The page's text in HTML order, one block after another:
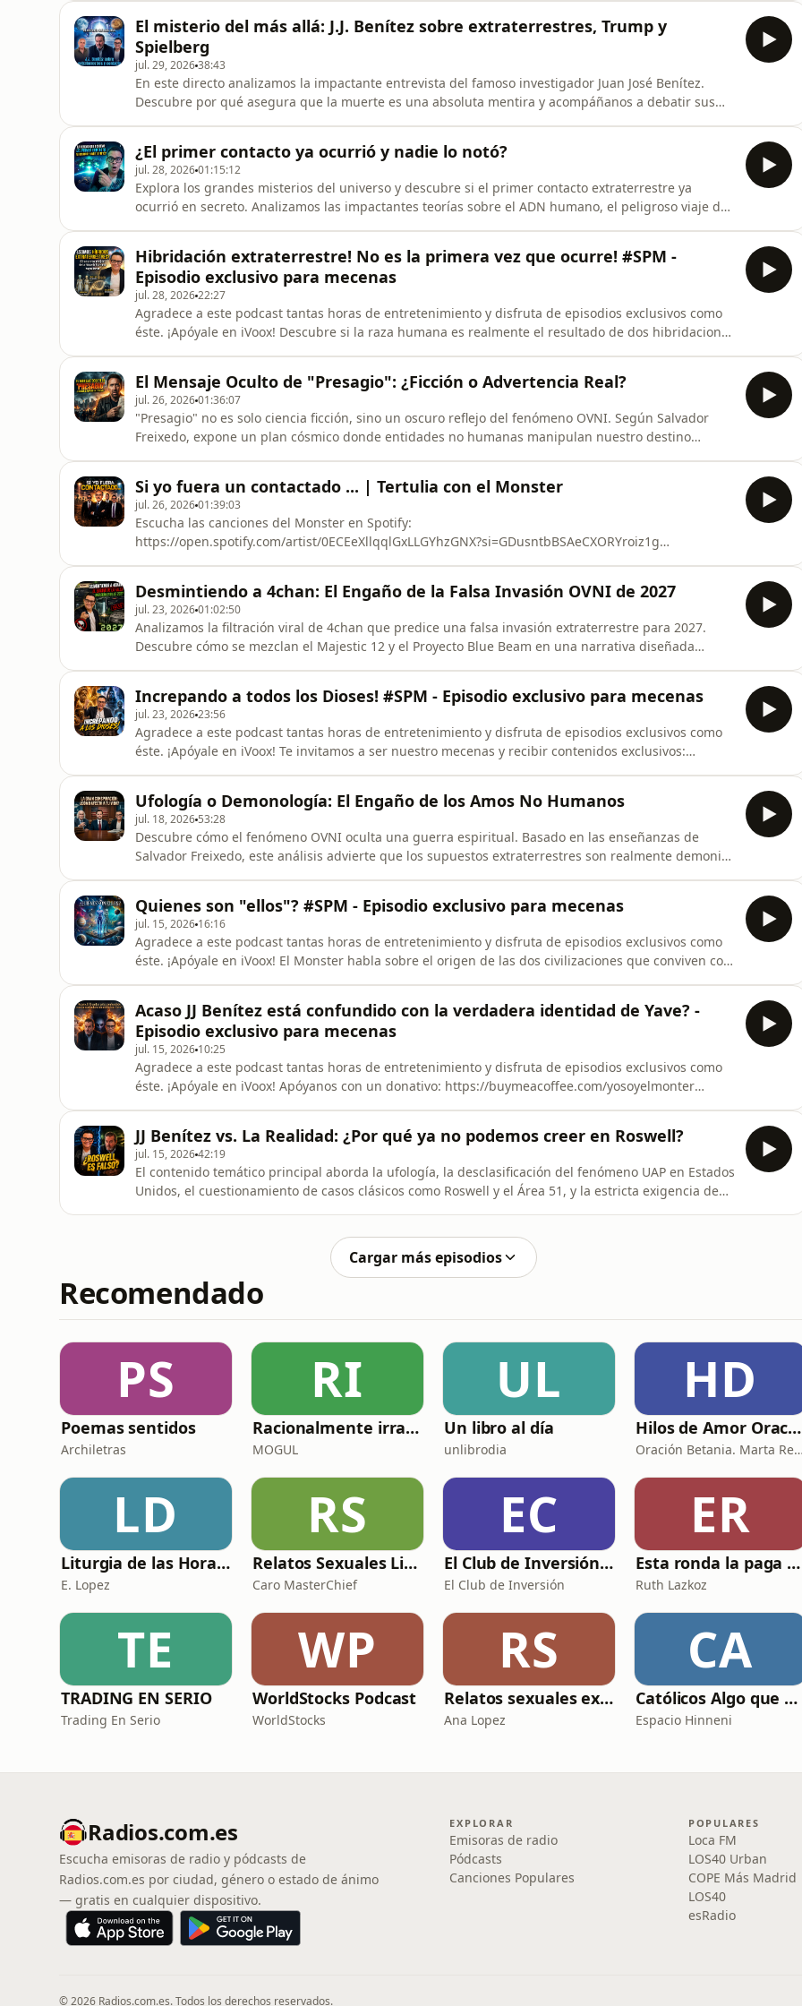
#VidaDespuesDeLaMuerte #E
​El misterio del más allá: J.J. Benítez sobre extraterrestres, Trump y
Spielberg
jul. 29, 202638:43
En este directo analizamos la impactante entrevista del famoso investigador Juan José Benítez.
Descubre por qué asegura que la muerte es una absoluta mentira y acompáñanos a debatir sus
¿El primer contacto ya ocurrió y nadie lo notó?
jul. 28, 202601:15:12
Explora los grandes misterios del universo y descubre si el primer contacto extraterrestre ya
ocurrió en secreto. Analizamos las impactantes teorías sobre el ADN humano, el peligroso viaje de
https://www.youtube.com/watch?
Hibridación extraterrestre! No es la primera vez que ocurre! #SPM -
Episodio exclusivo para mecenas
jul. 28, 202622:27
Agradece a este podcast tantas horas de entretenimiento y disfruta de episodios exclusivos como
éste. ¡Apóyale en iVoox! Descubre si la raza humana es realmente el resultado de dos hibridaciones
https://www.youtube.com/c
El Mensaje Oculto de "Presagio": ¿Ficción o Advertencia Real?
jul. 26, 202601:36:07
"Presagio" no es solo ciencia ficción, sino un oscuro reflejo del fenómeno OVNI. Según Salvador
Freixedo, expone un plan cósmico donde entidades no humanas manipulan nuestro destino
https://www.youtube.com/channel/UCcBupkTcoMG3lIrPFcL87iw/join Escucha las canciones d
Si yo fuera un contactado ... | Tertulia con el Monster
jul. 26, 202601:39:03
Escucha las canciones del Monster en Spotify:
https://open.spotify.com/artist/0ECEeXllqqlGxLLGYhzGNX?si=GDusntbBSAeCXORYroiz1g
****************************** Únete al TELEGRAM de Lo extraordinario: https://t.me/lo_ex
Desmintiendo a 4chan: El Engaño de la Falsa Invasión OVNI de 2027
jul. 23, 202601:02:50
Analizamos la filtración viral de 4chan que predice una falsa invasión extraterrestre para 2027.
Descubre cómo se mezclan el Majestic 12 y el Proyecto Blue Beam en una narrativa diseñada
Nc3sHfdaHB68nAg/join **********
Increpando a todos los Dioses! #SPM - Episodio exclusivo para mecenas
jul. 23, 202623:56
Agradece a este podcast tantas horas de entretenimiento y disfruta de episodios exclusivos como
éste. ¡Apóyale en iVoox! Te invitamos a ser nuestro mecenas y recibir contenidos exclusivos:
oficial de JJ Benítez https://
Ufología o Demonología: El Engaño de los Amos No Humanos
jul. 18, 2026 53:28
Descubre cómo el fenómeno OVNI oculta una guerra espiritual. Basado en las enseñanzas de
Salvador Freixedo, este análisis advierte que los supuestos extraterrestres son realmente demonios
https://www.youtube.com/channel/UCcBupkTcoMG3lIrPFcL87iw/join Escucha las ca
Quienes son "ellos"? #SPM - Episodio exclusivo para mecenas
jul. 15, 2026 16:16
Agradece a este podcast tantas horas de entretenimiento y disfruta de episodios exclusivos como
éste. ¡Apóyale en iVoox! El Monster habla sobre el origen de las dos civilizaciones que conviven con
https://www.yout
Acaso JJ Benítez está confundido con la verdadera identidad de Yave? -
Episodio exclusivo para mecenas
jul. 15, 2026 10:25
Agradece a este podcast tantas horas de entretenimiento y disfruta de episodios exclusivos como
éste. ¡Apóyale en iVoox! Apóyanos con un donativo: https://buymeacoffee.com/yosoyelmonter
Suscríbete a nuestro Grupo de Facebook Los
JJ Benítez vs. La Realidad: ¿Por qué ya no podemos creer en Roswell?
jul. 15, 202642:19
El contenido temático principal aborda la ufología, la desclasificación del fenómeno UAP en Estados
Unidos, el cuestionamiento de casos clásicos como Roswell y el Área 51, y la estricta exigencia de
Cargar más episodios
Recomendado
PS
Poemas sentidos
Archiletras
RI
Racionalmente irracional
MOGUL
UL
Un libro al día
unlibrodia
HD
Hilos de Amor Oraciones que sanan el alma. Encuentros íntimos con Dios.
Oración Betania. Marta Reyes y Cristina Martínez
LD
Liturgia de las Horas (España)
E. Lopez
RS
Relatos Sexuales Liberales
Caro MasterChief
EC
El Club de Inversión podcast
El Club de Inversión
ER
Esta ronda la paga Newton
Ruth Lazkoz
TE
TRADING EN SERIO
Trading En Serio
WP
WorldStocks Podcast
WorldStocks
RS
Relatos sexuales explícitos
Ana Lopez
CA
Católicos Algo que Saber
Espacio Hinneni
Radios.com.es
Escucha emisoras de radio y pódcasts de
Radios.com.es por ciudad, género o estado de ánimo
— gratis en cualquier dispositivo.
EXPLORAR
Emisoras de radio
Pódcasts
Canciones Populares
POPULARES
Loca FM
LOS40 Urban
COPE Más Madrid
LOS40
esRadio
© 2026 Radios.com.es. Todos los derechos reservados.